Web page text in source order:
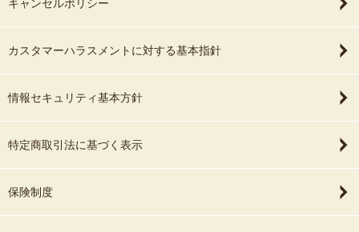
キャンセルポリシー
カスタマーハラスメントに対する基本指針
情報セキュリティ基本方針
特定商取引法に基づく表示
保険制度